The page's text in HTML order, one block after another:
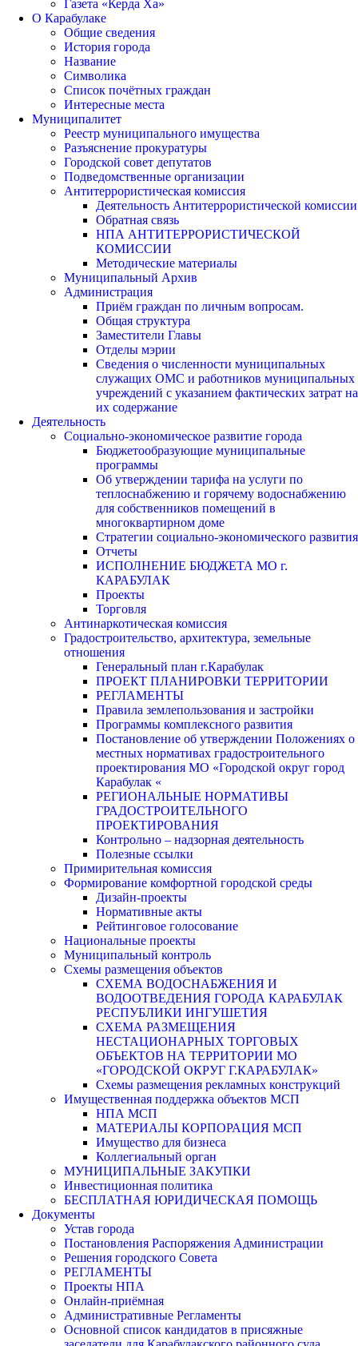
Газета «Керда Ха»
О Карабулаке
Общие сведения
История города
Название
Символика
Список почётных граждан
Интересные места
Муниципалитет
Реестр муниципального имущества
Разъяснение прокуратуры
Городской совет депутатов
Подведомственные организации
Антитеррористическая комиссия
Деятельность Антитеррористической комиссии
Обратная связь
НПА АНТИТЕРРОРИСТИЧЕСКОЙ
КОМИССИИ
Методические материалы
Муниципальный Архив
Администрация
Приём граждан по личным вопросам.
Общая структура
Заместители Главы
Отделы мэрии
Сведения о численности муниципальных
служащих ОМС и работников муниципальных
учреждений с указанием фактических затрат на
их содержание
Деятельность
Социально-экономическое развитие города
Бюджетообразующие муниципальные
программы
Об утверждении тарифа на услуги по
теплоснабжению и горячему водоснабжению
для собственников помещений в
многоквартирном доме
Стратегии социально-экономического развития
Отчеты
ИСПОЛНЕНИЕ БЮДЖЕТА МО г.
КАРАБУЛАК
Проекты
Торговля
Антинаркотическая комиссия
Градостроительство, архитектура, земельные
отношения
Генеральный план г.Карабулак
ПРОЕКТ ПЛАНИРОВКИ ТЕРРИТОРИИ
РЕГЛАМЕНТЫ
Правила землепользования и застройки
Программы комплексного развития
Постановление об утверждении Положениях о
местных нормативах градостроительного
проектирования МО «Городской округ город
Карабулак «
РЕГИОНАЛЬНЫЕ НОРМАТИВЫ
ГРАДОСТРОИТЕЛЬНОГО
ПРОЕКТИРОВАНИЯ
Контрольно – надзорная деятельность
Полезные ссылки
Примирительная комиссия
Формирование комфортной городской среды
Дизайн-проекты
Нормативные акты
Рейтинговое голосование
Национальные проекты
Муниципальный контроль
Схемы размещения объектов
СХЕМА ВОДОСНАБЖЕНИЯ И
ВОДООТВЕДЕНИЯ ГОРОДА КАРАБУЛАК
РЕСПУБЛИКИ ИНГУШЕТИЯ
СХЕМА РАЗМЕЩЕНИЯ
НЕСТАЦИОНАРНЫХ ТОРГОВЫХ
ОБЪЕКТОВ НА ТЕРРИТОРИИ МО
«ГОРОДСКОЙ ОКРУГ Г.КАРАБУЛАК»
Схемы размещения рекламных конструкций
Имущественная поддержка объектов МСП
НПА МСП
МАТЕРИАЛЫ КОРПОРАЦИЯ МСП
Имущество для бизнеса
Коллегиальный орган
МУНИЦИПАЛЬНЫЕ ЗАКУПКИ
Инвестиционная политика
БЕСПЛАТНАЯ ЮРИДИЧЕСКАЯ ПОМОЩЬ
Документы
Устав города
Постановления Распоряжения Администрации
Решения городского Совета
РЕГЛАМЕНТЫ
Проекты НПА
Онлайн-приёмная
Административные Регламенты
Основной список кандидатов в присяжные